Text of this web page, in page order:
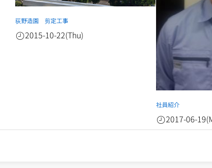
荻野造園 剪定工事
2015-10-22(Thu)
社員紹介
2017-06-